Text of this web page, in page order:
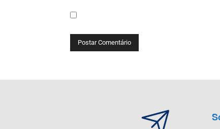
Salve meu nome, e-mail e site neste